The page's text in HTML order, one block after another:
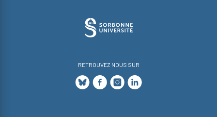
RETROUVEZ NOUS SUR